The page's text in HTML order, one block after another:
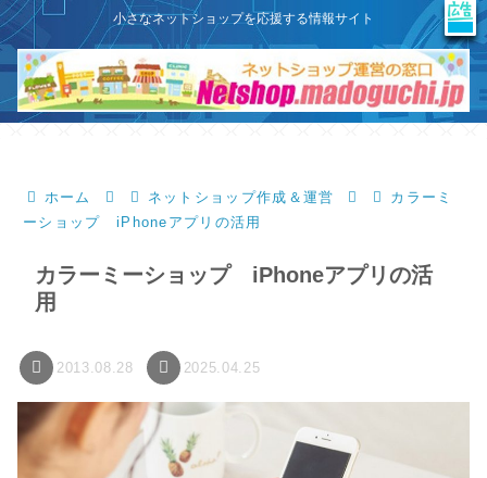
X
このサイトはプロモーションを含みます
小さなネットショップを応援する情報サイト
ホーム ネットショップ作成＆運営
カラーミ
ーショップ iPhoneアプリの活用
カラーミーショップ iPhoneアプリの活
用
2013.08.28 2025.04.25